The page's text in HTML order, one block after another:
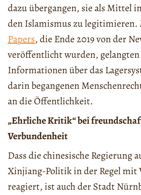
dazu übergangen, sie als Mittel
den Islamismus zu legitimieren.
Papers, die Ende 2019 von der
veröffentlicht wurden,
Informationen über das
darin begangenen
an die Öffentlichkeit.
„Ehrliche Kritik“ bei
Verbundenheit
Dass die chinesische Regierung
Xinjiang-Politik in der Regel mit
reagiert, ist auch der Stadt